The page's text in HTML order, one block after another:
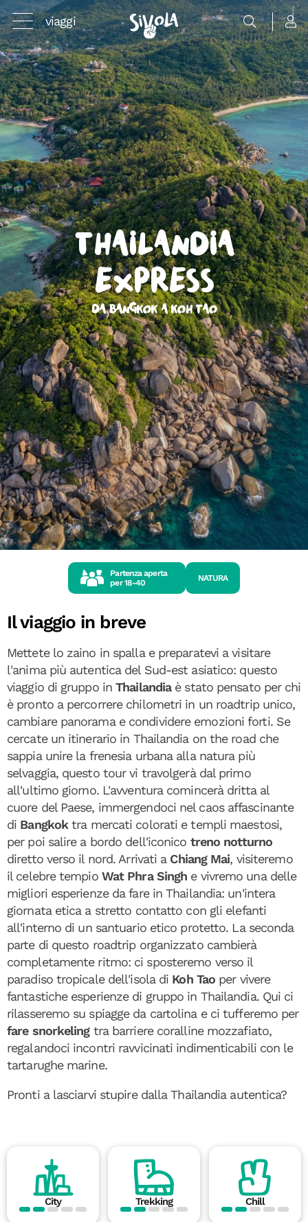
viaggi
Thailandia
Express
da Bangkok a Koh Tao
Partenza aperta
per18-40
NATURA
Il viaggio in breve
Mettete lo zaino in spalla e preparatevi a visitare
l'anima più autentica del Sud-est asiatico: questo
viaggio di gruppo inThailandiaè stato pensato per chi
è pronto a percorrere chilometri in un roadtrip unico,
cambiare panorama e condividere emozioni forti. Se
cercate un itinerario in Thailandia on the road che
sappia unire la frenesia urbana alla natura più
selvaggia, questo tour vi travolgerà dal primo
all'ultimo giorno. L'avventura comincerà dritta al
cuore del Paese, immergendoci nel caos affascinante
di Bangkoktra mercati colorati e templi maestosi,
per poi salire a bordo dell'iconico treno notturno
diretto verso il nord. Arrivati a Chiang Mai, visiteremo
il celebre tempio Wat Phra Singh e vivremo una delle
migliori esperienze da fare in Thailandia: un'intera
giornata etica a stretto contatto con gli elefanti
all'interno di un santuario etico protetto. La seconda
parte di questo roadtrip organizzato cambierà
completamente ritmo: ci sposteremo verso il
paradiso tropicale dell'isola di Koh Tao per vivere
fantastiche esperienze di gruppo in Thailandia. Qui ci
rilasseremo su spiagge da cartolina e ci tufferemo per
fare snorkelingtra barriere coralline mozzafiato,
regalandoci incontri ravvicinati indimenticabili con le
tartarughe marine.
Pronti a lasciarvi stupire dalla Thailandia autentica?
City Trekking Chill